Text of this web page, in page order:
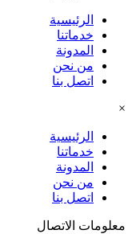
الرئيسية
خدماتنا
المدونة
من نحن
اتصل بنا
×
الرئيسية
خدماتنا
المدونة
من نحن
اتصل بنا
معلومات الاتصال